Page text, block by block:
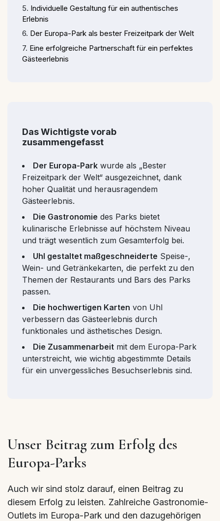
Individuelle Gestaltung für ein authentisches
Erlebnis
Der Europa-Park als bester Freizeitpark der Welt
Eine erfolgreiche Partnerschaft für ein perfektes
Gästeerlebnis
Das Wichtigste vorab
zusammengefasst
Der Europa-Park wurde als „Bester
Freizeitpark der Welt“ ausgezeichnet, dank
hoher Qualität und herausragendem
Gästeerlebnis.
Die Gastronomie des Parks bietet
kulinarische Erlebnisse auf höchstem Niveau
und trägt wesentlich zum Gesamterfolg bei.
Uhl gestaltet maßgeschneiderte Speise-,
Wein- und Getränkekarten, die perfekt zu den
Themen der Restaurants und Bars des Parks
passen.
Die hochwertigen Karten von Uhl
verbessern das Gästeerlebnis durch
funktionales und ästhetisches Design.
Die Zusammenarbeit mit dem Europa-Park
unterstreicht, wie wichtig abgestimmte Details
für ein unvergessliches Besuchserlebnis sind.
Unser Beitrag zum Erfolg des
Europa-Parks
Auch wir sind stolz darauf, einen Beitrag zu
diesem Erfolg zu leisten. Zahlreiche Gastronomie-
Outlets im Europa-Park und den dazugehörigen